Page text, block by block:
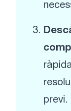
previ.